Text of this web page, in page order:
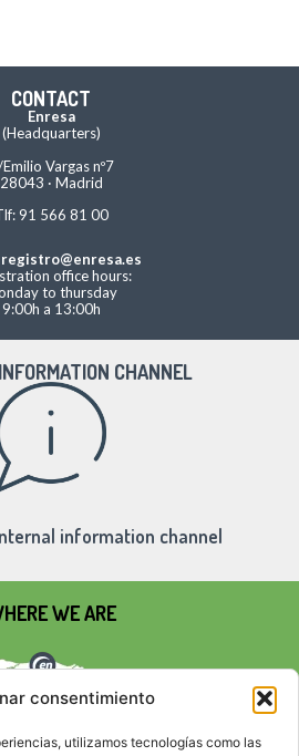
consentimiento
utilizamos tecnologías como las
CONTACT
Enresa
(Headquarters)
Vargas nº7
28043 · Madrid
91 566 81 00
registro@enresa.es
office hours:
to thursday
9:00h a 13:00h
CHANNEL
information channel
WE ARE